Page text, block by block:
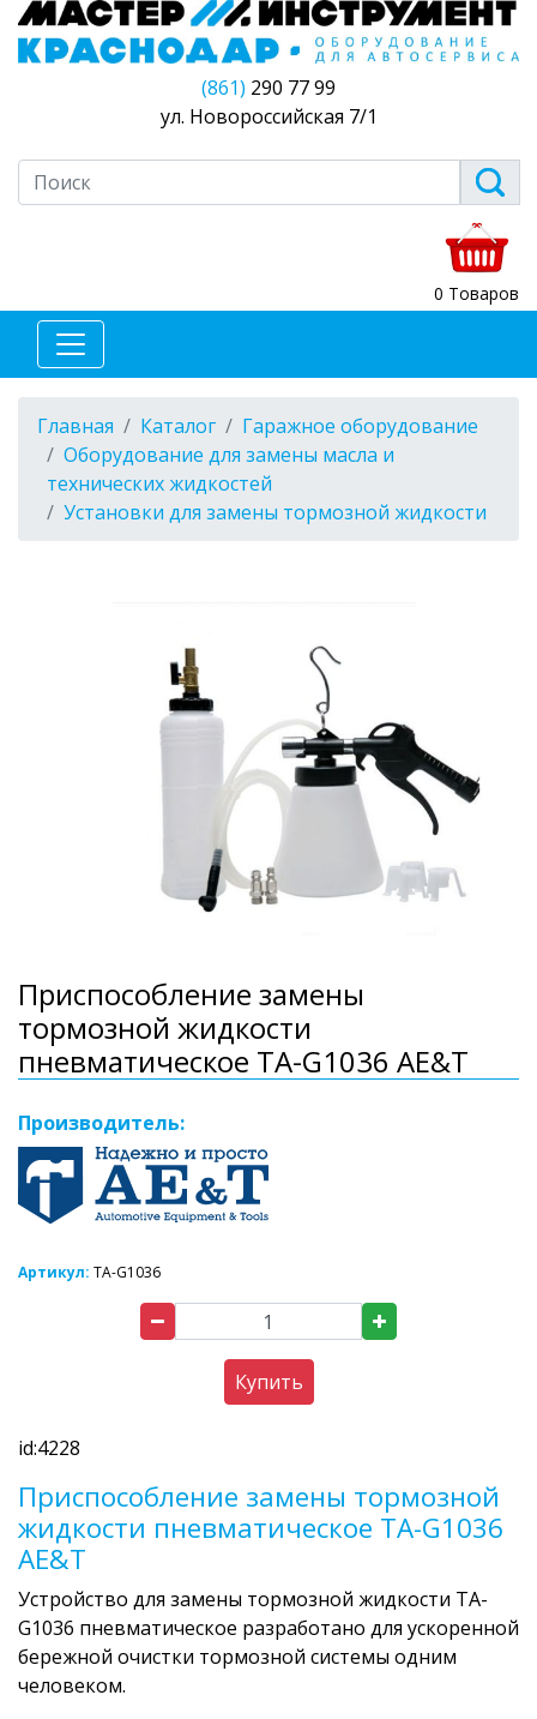
(861) 290 77 99
ул. Новороссийская 7/1
0 Товаров
Главная Каталог
Гаражное оборудование
Оборудование для замены масла и
технических жидкостей
Установки для замены тормозной жидкости
Приспособление замены
тормозной жидкости
пневматическое TA-G1036 AE&T
Производитель:
Артикул: TA-G1036
Купить
id:4228
Приспособление замены тормозной
жидкости пневматическое TA-G1036
AE&T
Устройство для замены тормозной жидкости TA-
G1036 пневматическое разработано для ускоренной
бережной очистки тормозной системы одним
человеком.